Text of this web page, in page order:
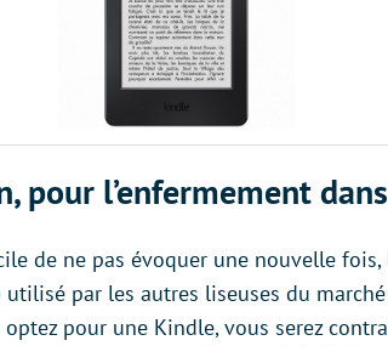
pour l’enfermement
de ne pas évoquer une nouvelle
utilisé par les autres liseuses du
pour une Kindle, vous serez